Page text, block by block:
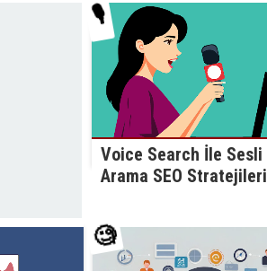
🎙️
Voice Search İle Sesli
Arama SEO Stratejileri
🧐